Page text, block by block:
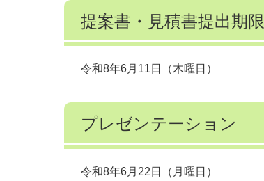
提案書・見積書提出期限
令和8年6月11日（木曜日）
プレゼンテーション
令和8年6月22日（月曜日）